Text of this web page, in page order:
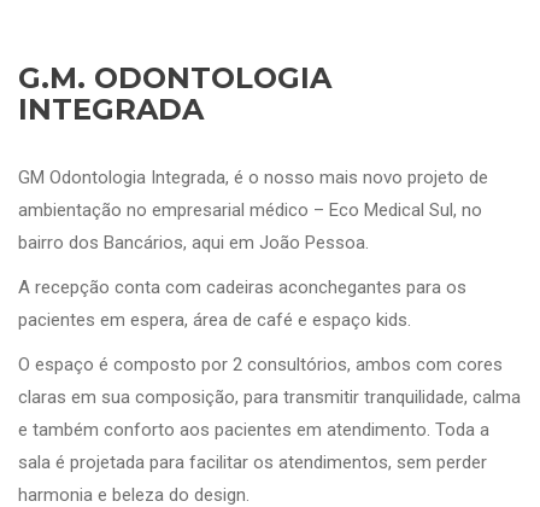
G.M. ODONTOLOGIA
INTEGRADA
GM Odontologia Integrada, é o nosso mais novo projeto de
ambientação no empresarial médico – Eco Medical Sul, no
bairro dos Bancários, aqui em João Pessoa.
A recepção conta com cadeiras aconchegantes para os
pacientes em espera, área de café e espaço kids.
O espaço é composto por 2 consultórios, ambos com cores
claras em sua composição, para transmitir tranquilidade, calma
e também conforto aos pacientes em atendimento. Toda a
sala é projetada para facilitar os atendimentos, sem perder
harmonia e beleza do design.